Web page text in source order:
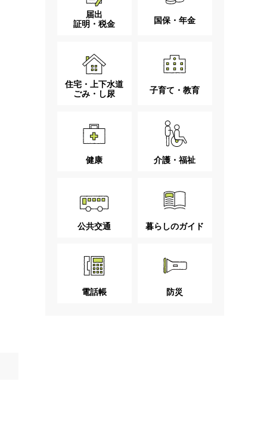
届出
証明・税金
国保・年金
住宅・上下水道
ごみ・し尿
子育て・教育
健康 介護・福祉
公共交通 暮らしのガイド
電話帳 防災